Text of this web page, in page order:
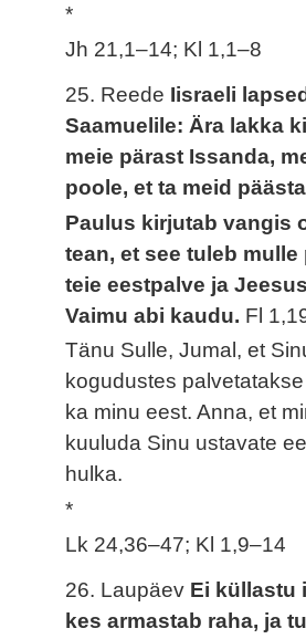
*
Jh 21,1–14; Kl 1,1–8
25. Reede Iisraeli
Saamuelile: Ära lakka
meie pärast Issanda,
poole, et ta meid
Paulus kirjutab vangis
tean, et see tuleb mulle
teie eestpalve ja
Vaimu abi kaudu. Fl
Tänu Sulle, Jumal, et
kogudustes
ka minu eest. Anna, et
kuuluda Sinu ustavate
hulka.
*
Lk 24,36–47; Kl 1,9–14
26. Laupäev Ei küllastu
kes armastab raha, ja